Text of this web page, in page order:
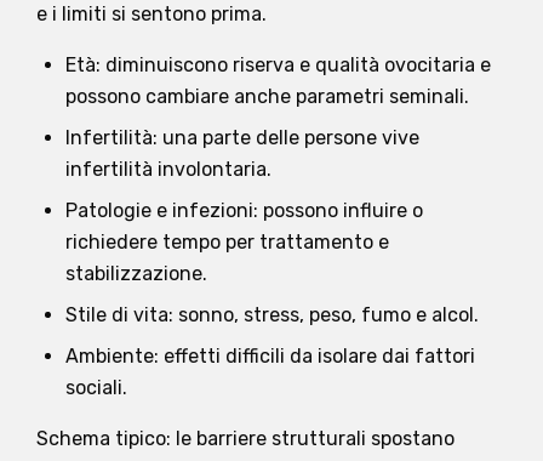
e i limiti si sentono prima.
Età: diminuiscono riserva e qualità ovocitaria e
possono cambiare anche parametri seminali.
Infertilità: una parte delle persone vive
infertilità involontaria.
Patologie e infezioni: possono influire o
richiedere tempo per trattamento e
stabilizzazione.
Stile di vita: sonno, stress, peso, fumo e alcol.
Ambiente: effetti difficili da isolare dai fattori
sociali.
Schema tipico: le barriere strutturali spostano